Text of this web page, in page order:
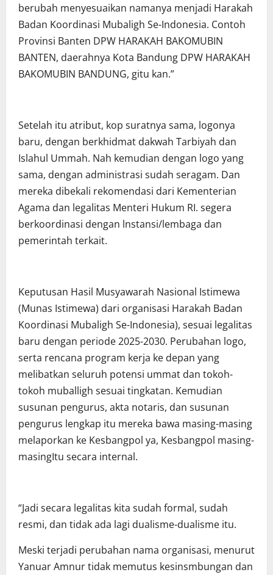
berubah menyesuaikan namanya menjadi Harakah
Badan Koordinasi Mubaligh Se-Indonesia. Contoh
Provinsi Banten DPW HARAKAH BAKOMUBIN
BANTEN, daerahnya Kota Bandung DPW HARAKAH
BAKOMUBIN BANDUNG, gitu kan.”
Setelah itu atribut, kop suratnya sama, logonya
baru, dengan berkhidmat dakwah Tarbiyah dan
Islahul Ummah. Nah kemudian dengan logo yang
sama, dengan administrasi sudah seragam. Dan
mereka dibekali rekomendasi dari Kementerian
Agama dan legalitas Menteri Hukum RI. segera
berkoordinasi dengan lnstansi/lembaga dan
pemerintah terkait.
Keputusan Hasil Musyawarah Nasional Istimewa
(Munas Istimewa) dari organisasi Harakah Badan
Koordinasi Mubaligh Se-Indonesia), sesuai legalitas
baru dengan periode 2025-2030. Perubahan logo,
serta rencana program kerja ke depan yang
melibatkan seluruh potensi ummat dan tokoh-
tokoh muballigh sesuai tingkatan. Kemudian
susunan pengurus, akta notaris, dan susunan
pengurus lengkap itu mereka bawa masing-masing
melaporkan ke Kesbangpol ya, Kesbangpol masing-
masingItu secara internal.
“Jadi secara legalitas kita sudah formal, sudah
resmi, dan tidak ada lagi dualisme-dualisme itu.
Meski terjadi perubahan nama organisasi, menurut
Yanuar Amnur tidak memutus kesinsmbungan dan